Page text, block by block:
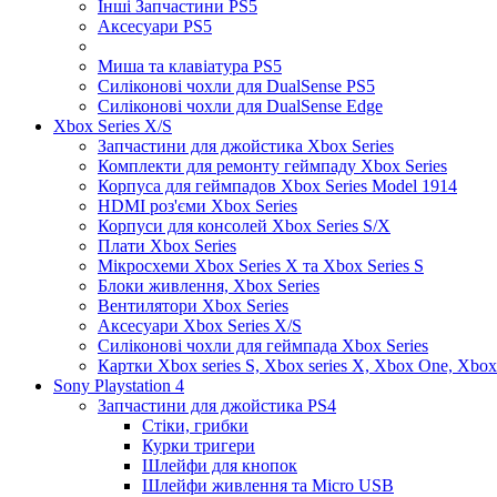
Інші Запчастини PS5
Аксесуари PS5
Миша та клавіатура PS5
Силіконові чохли для DualSense PS5
Силіконові чохли для DualSense Edge
Xbox Series X/S
Запчастини для джойстика Xbox Series
Комплекти для ремонту геймпаду Xbox Series
Корпуса для геймпадов Xbox Series Model 1914
HDMI роз'єми Xbox Series
Корпуси для консолей Xbox Series S/X
Плати Xbox Series
Мікросхеми Xbox Series X та Xbox Series S
Блоки живлення, Xbox Series
Вентилятори Xbox Series
Аксесуари Xbox Series X/S
Силіконові чохли для геймпада Xbox Series
Картки Xbox series S, Xbox series X, Xbox One,
Sony Playstation 4
Запчастини для джойстика PS4
Стіки, грибки
Курки тригери
Шлейфи для кнопок
Шлейфи живлення та Micro USB